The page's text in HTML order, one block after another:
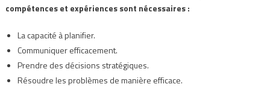
compétences et expériences sont nécessaires :
La capacité à planifier.
Communiquer efficacement.
Prendre des décisions stratégiques.
Résoudre les problèmes de manière efficace.